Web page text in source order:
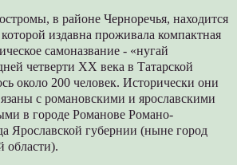
в районе Черноречья, находится
издавна проживала компактная
самоназвание - «нугай
четверти XX века в Татарской
около 200 человек. Исторически они
с романовскими и ярославскими
в городе Романове Романо-
Ярославской губернии (ныне город
области).